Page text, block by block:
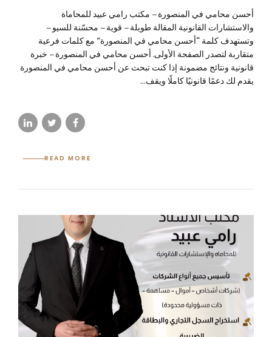
أحسن محامي في المنصورة – مكتب رامي عبيد للمحاماة
والاستشارات القانونية المقالة طويلة – قوية – محسّنة للسيو –
وتستهدف كلمة “أحسن محامي في المنصورة” مع كلمات فرعية
متقاربة لتصدر الصفحة الأولى. أحسن محامي في المنصورة – خبرة
قانونية ونتائج مضمونة إذا كنت تبحث عن أحسن محامي في المنصورة
يقدم لك دعمًا قانونيًا كاملًا ويقف...
READ MORE